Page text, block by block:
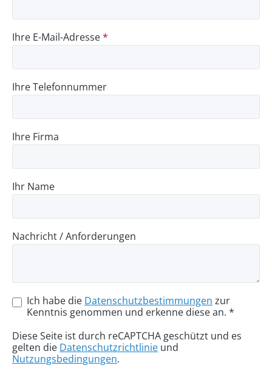
Ihre E-Mail-Adresse*
Ihre Telefonnummer
Ihre Firma
Ihr Name
Nachricht / Anforderungen
Ich habe die Datenschutzbestimmungen zur
Kenntnis genommen und erkenne diese an. *
Diese Seite ist durch reCAPTCHA geschützt und es
gelten die Datenschutzrichtlinie und
Nutzungsbedingungen.